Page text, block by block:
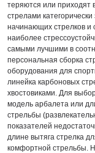
теряются или приходят
стрелами
начинающих стрелков и
наиболее
самыми лучшими в
персональная сборка
оборудования для
линейка карбоновых
хвостовиками. Для
модель арбалета или
стрельбы
показателей
длине вытяга стрелка
комфортной стрельбы.